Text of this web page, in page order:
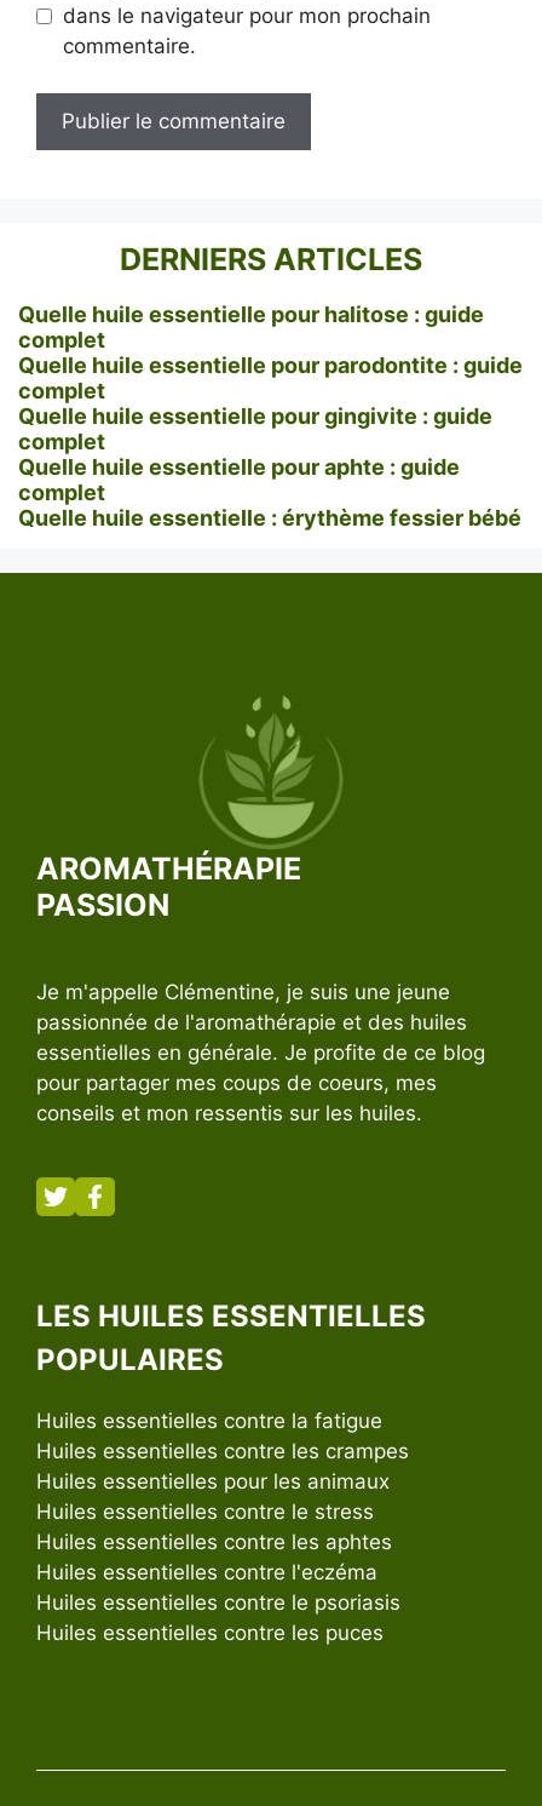
dans le navigateur pour mon prochain
commentaire.
DERNIERS ARTICLES
Quelle huile essentielle pour halitose : guide
complet
Quelle huile essentielle pour parodontite : guide
complet
Quelle huile essentielle pour gingivite : guide
complet
Quelle huile essentielle pour aphte : guide
complet
Quelle huile essentielle : érythème fessier bébé
AROMATHÉRAPIE
PASSION
Je m'appelle Clémentine, je suis une jeune
passionnée de l'aromathérapie et des huiles
essentielles en générale. Je profite de ce blog
pour partager mes coups de coeurs, mes
conseils et mon ressentis sur les huiles.
LES HUILES ESSENTIELLES
POPULAIRES
Huiles essentielles contre la fatigue
Huiles essentielles contre les crampes
Huiles essentielles pour les animaux
Huiles essentielles contre le stress
Huiles essentielles contre les aphtes
Huiles essentielles contre l'eczéma
Huiles essentielles contre le psoriasis
Huiles essentielles contre les puces